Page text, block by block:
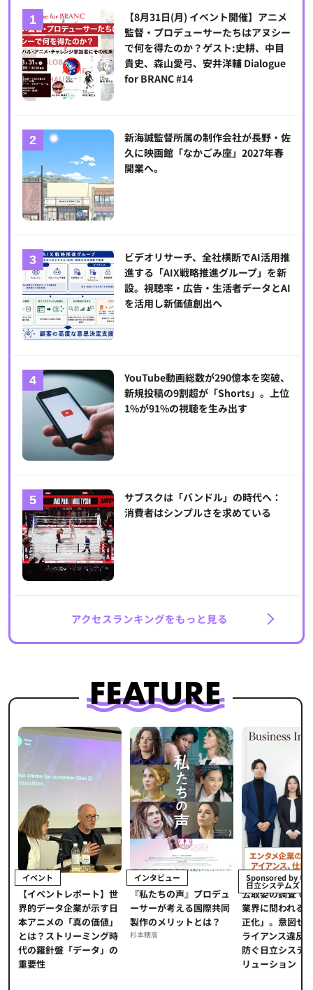
【8月31日(月) イベント開催】アニメ
監督・プロデューサーたちはアヌシー
で何を得たのか？ゲスト:史耕、中目
貴史、森山愛弓、安井洋輔 Dialogue
for BRANC #14
新海誠監督所属の制作会社が長野・佐
久に映画館「なかごみ座」2027年春
開業へ。
ビデオリサーチ、全社横断でAI活用推
進する「AIX戦略推進グループ」を新
設。視聴率・広告・生活者データとAI
を活用し新価値創出へ
YouTube動画総数が290億本を突破、
新規投稿の9割超が「Shorts」。上位
1%が91%の視聴を生み出す
サブスクは「バンドル」の時代へ：
消費者はシンプルさを求めている
アクセスランキングをもっと見る
イベント
【イベントレポート】世
界的データ企業が示す日
本アニメの「真の価値」
とは？ストリーミング時
代の羅針盤「データ」の
重要性
インタビュー
『私たちの声』プロデュ
ーサーが考える国際共同
製作のメリットとは？
杉本穂高
Sponsored by 株
日立システムズ
公​​取委の調査で
業界に問われる
正化」。意図せ
ライアンス違反
防ぐ日立システ
リューション​